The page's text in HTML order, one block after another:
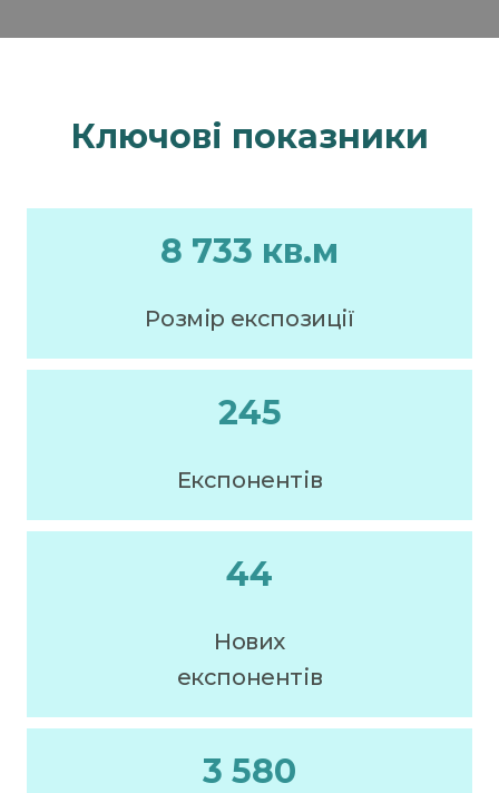
Ключові показники
8 733 кв.м
Розмір експозиції
245
Експонентів
44
Нових
експонентів
3 580